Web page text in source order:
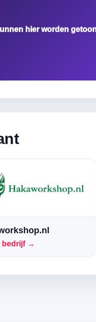
hier worden
bedrijf →